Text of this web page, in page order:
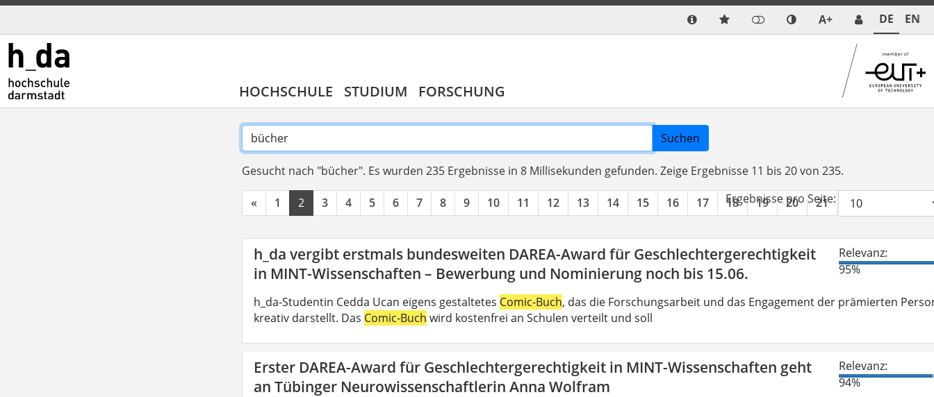
A+ DE EN
HOCHSCHULE STUDIUM FORSCHUNG
Suchen
Gesucht nach "bücher". Es wurden 235 Ergebnisse in 8 Millisekunden gefunden. Zeige Ergebnisse 11 bis 20 von 235.
« 1 2 3 4 5 6 7 8 9 10 11 12 13 14 15 16 17 18 19 20 21 22
Ergebnisse pro Seite:
h_da vergibt erstmals bundesweiten DAREA-Award für Geschlechtergerechtigkeit
in MINT-Wissenschaften – Bewerbung und Nominierung noch bis 15.06.
Relevanz:
95%
h_da-Studentin Cedda Ucan eigens gestaltetes Comic-Buch, das die Forschungsarbeit und das Engagement der prämierten
kreativ darstellt. Das Comic-Buch wird kostenfrei an Schulen verteilt und soll
Erster DAREA-Award für Geschlechtergerechtigkeit in MINT-Wissenschaften geht
an Tübinger Neurowissenschaftlerin Anna Wolfram
Relevanz:
94%